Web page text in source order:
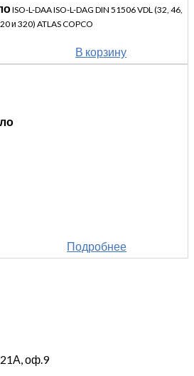
ISO-L-DAA ISO-L-DAG DIN 51506 VDL (32, 46,
и 320) ATLAS COPCO
В корзину
Подробнее
оф.9